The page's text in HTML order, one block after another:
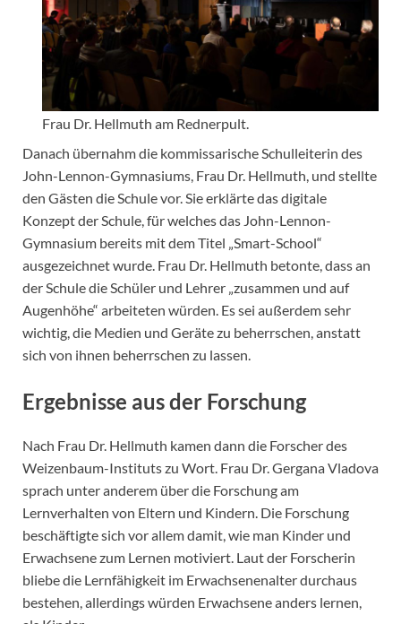
Frau Dr. Hellmuth am Rednerpult.
Danach übernahm die kommissarische Schulleiterin des
John-Lennon-Gymnasiums, Frau Dr. Hellmuth, und stellte
den Gästen die Schule vor. Sie erklärte das digitale
Konzept der Schule, für welches das John-Lennon-
Gymnasium bereits mit dem Titel „Smart-School“
ausgezeichnet wurde. Frau Dr. Hellmuth betonte, dass an
der Schule die Schüler und Lehrer „zusammen und auf
Augenhöhe“ arbeiteten würden. Es sei außerdem sehr
wichtig, die Medien und Geräte zu beherrschen, anstatt
sich von ihnen beherrschen zu lassen.
Ergebnisse aus der Forschung
Nach Frau Dr. Hellmuth kamen dann die Forscher des
Weizenbaum-Instituts zu Wort. Frau Dr. Gergana Vladova
sprach unter anderem über die Forschung am
Lernverhalten von Eltern und Kindern. Die Forschung
beschäftigte sich vor allem damit, wie man Kinder und
Erwachsene zum Lernen motiviert. Laut der Forscherin
bliebe die Lernfähigkeit im Erwachsenenalter durchaus
bestehen, allerdings würden Erwachsene anders lernen,